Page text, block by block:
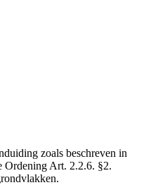
zoals beschreven in
Ordening Art. 2.2.6. §2.